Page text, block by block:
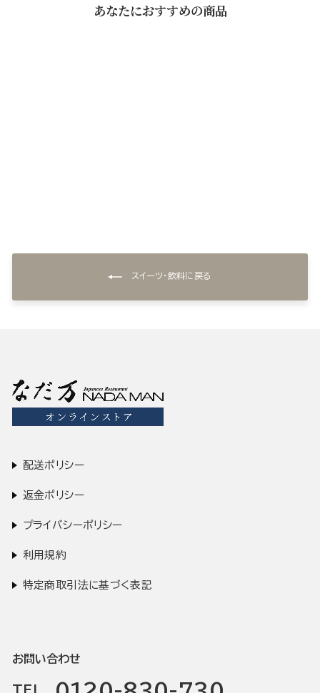
あなたにおすすめの商品
スイーツ・飲料に戻る
配送ポリシー
返金ポリシー
プライバシーポリシー
利用規約
特定商取引法に基づく表記
お問い合わせ
TEL